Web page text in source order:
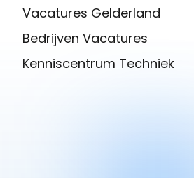
Vacatures Gelderland
Bedrijven Vacatures
Kenniscentrum Techniek